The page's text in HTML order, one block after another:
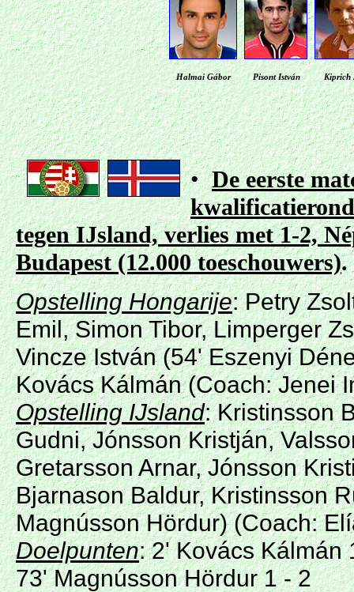
Halmai Gábor Pisont István Kiprich
•De eerste
tegen IJsland, verlies met 1-2,
Budapest(12.000 toeschouwers).
Opstelling Hongarije: Petry
Emil, Simon Tibor, Limperger
Vincze István (54' Eszenyi
Kovács Kálmán (Coach: Jenei
Opstelling IJsland: Kristinsson
Gudni, Jónsson Kristján,
Gretarsson Arnar, Jónsson
Bjarnason Baldur, Kristinsson
Magnússon Hördur) (Coach:
Doelpunten: 2' Kovács Kálmán
73' Magnússon Hördur 1 - 2